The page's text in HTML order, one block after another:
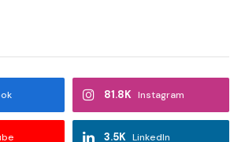
Instagram
81.8K
LinkedIn
3.5K